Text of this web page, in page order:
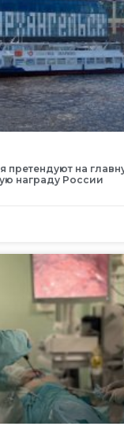
претендуют на
награду России